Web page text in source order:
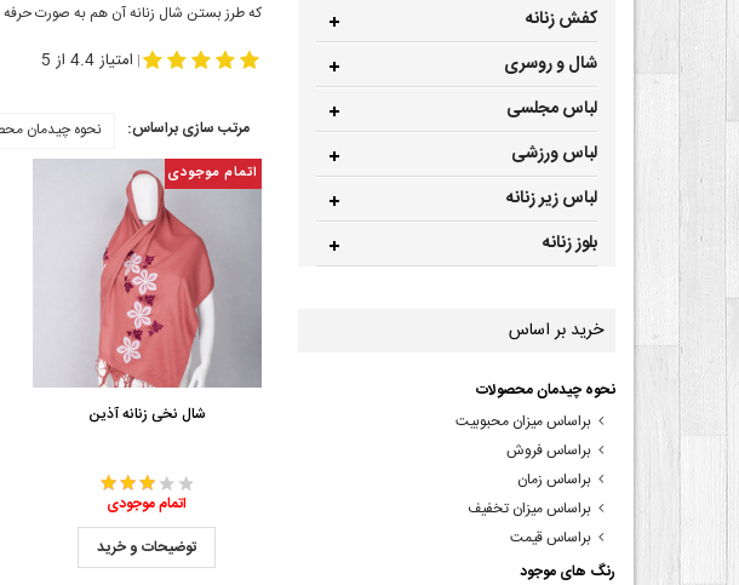
که طرز بستن شال زنانه آن هم به صورت حرفه
| امتیاز 4.4 از 5
مرتب سازی براساس: نحوه چیدمان
اتمام موجودی
شال نخی زنانه آذین
اتمام موجودی
توضیحات و خرید
کفش زنانه
شال و روسری
لباس مجلسی
لباس ورزشی
لباس زیر زنانه
بلوز زنانه
خرید بر اساس
نحوه چیدمان محصولات
براساس میزان محبوبیت
براساس فروش
براساس زمان
براساس میزان تخفیف
براساس قیمت
رنگ های موجود